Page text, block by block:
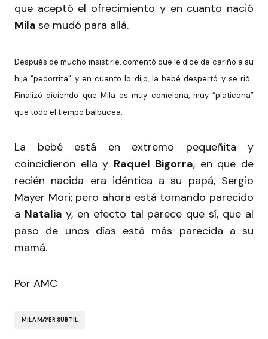
que aceptó el ofrecimiento y en cuanto nació
Mila se mudó para allá.
Después de mucho insistirle, comentó que le dice de cariño a su
hija “pedorrita” y en cuanto lo dijo, la bebé despertó y se rió.
Finalizó diciendo que Mila es muy comelona, muy “platicona”
que todo el tiempo balbucea.
La bebé está en extremo pequeñita y
coincidieron ella y Raquel Bigorra, en que de
recién nacida era idéntica a su papá, Sergio
Mayer Mori; pero ahora está tomando parecido
a Natalia y, en efecto tal parece que sí, que al
paso de unos días está más parecida a su
mamá.
Por AMC
MILA MAYER SUBTIL